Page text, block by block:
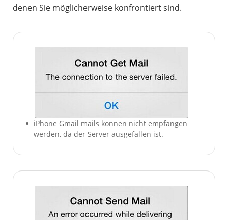
denen Sie möglicherweise konfrontiert sind.
iPhone Gmail mails können nicht empfangen
werden, da der Server ausgefallen ist.